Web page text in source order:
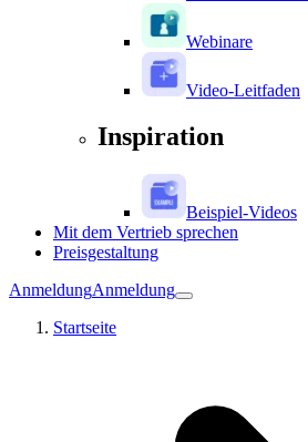
Webinare
Video-Leitfaden
Inspiration
Beispiel-Videos
Mit dem Vertrieb sprechen
Preisgestaltung
AnmeldungAnmeldung
Startseite